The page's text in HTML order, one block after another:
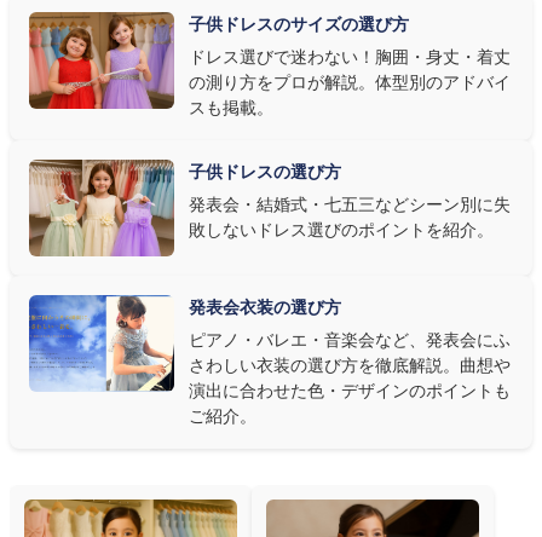
す。またピアノ演奏なら落ち着いたシックなトーン、バイオリンやソ
ロ演奏なら華やかで視線を集めるデザイン、合唱やアンサンブル
なら衣装同士が調和するクラシカルな色合い、と演目に合わせた
③ 演奏の動きを妨げない設計か確認する
発表会ドレス選びで見落とされがちなのが"動きやすさ"です。ピ
アノならペダル操作を妨げない丈感、バイオリンなら弓を動かす
右腕のゆとり、管楽器なら胸元の締め付けがないこと——演奏の
質は衣装で変わります。Angel's Closetのレンタル衣装は、元ピ
アノ教師の店長が発表会・コンクールでのご使用を前提に厳選し
た商品
を多数ご用意しています。
子供ドレスのサイズの選び方
ドレス選びで迷わない！胸囲・身丈・着丈
の測り方をプロが解説。体型別のアドバイ
スも掲載。
子供ドレスの選び方
発表会・結婚式・七五三などシーン別に失
敗しないドレス選びのポイントを紹介。
発表会衣装の選び方
ピアノ・バレエ・音楽会など、発表会にふ
さわしい衣装の選び方を徹底解説。曲想や
演出に合わせた色・デザインのポイントも
ご紹介。